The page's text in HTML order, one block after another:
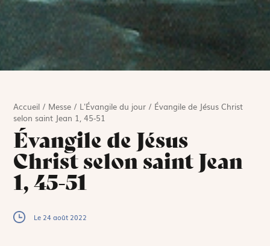
Accueil / Messe / L'Évangile du jour / Évangile de Jésus Christ
selon saint Jean 1, 45-51
Évangile de Jésus
Christ selon saint Jean
1, 45-51
Le 24 août 2022